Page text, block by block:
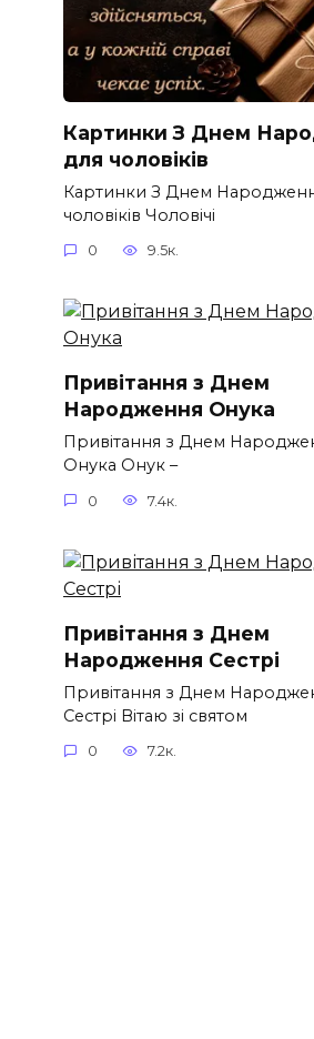
Картинки З Днем
для чоловіків​
Картинки З Днем
чоловіків​ Чоловічі
0 9.5к.
Привітання з Днем
Народження Онука
Привітання з Днем
Онука Онук –
0 7.4к.
Привітання з Днем
Народження Сестрі
Привітання з Днем
Сестрі Вітаю зі святом
0 7.2к.